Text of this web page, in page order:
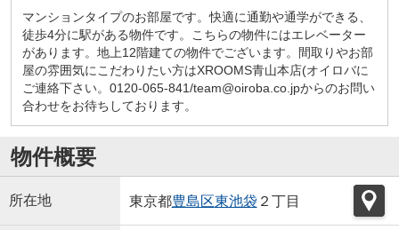
マンションタイプのお部屋です。快適に通勤や通学ができる、
徒歩4分に駅がある物件です。こちらの物件にはエレベーター
があります。地上12階建ての物件でございます。間取りやお部
屋の雰囲気にこだわりたい方はXROOMS青山本店(オイロバに
ご連絡下さい。0120-065-841/team@oiroba.co.jpからのお問い
合わせをお待ちしております。
物件概要
所在地 東京都豊島区東池袋 ２丁目